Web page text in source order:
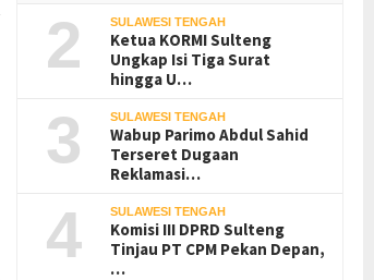
2 SULAWESI TENGAH
Ketua KORMI Sulteng
Ungkap Isi Tiga Surat
hingga U…
3 SULAWESI TENGAH
Wabup Parimo Abdul Sahid
Terseret Dugaan
Reklamasi…
4 SULAWESI TENGAH
Komisi III DPRD Sulteng
Tinjau PT CPM Pekan Depan,
…